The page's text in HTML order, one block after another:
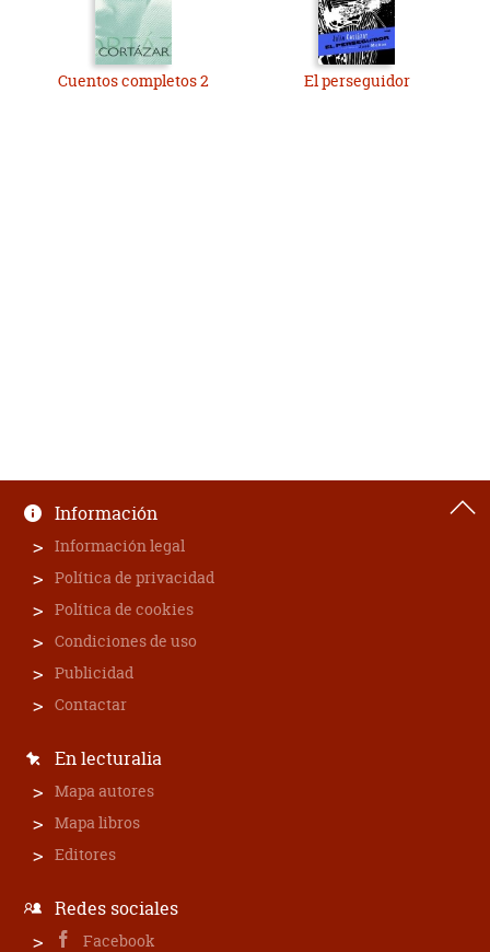
Cuentos completos 2 El perseguidor
Información
Información legal
Política de privacidad
Política de cookies
Condiciones de uso
Publicidad
Contactar
En lecturalia
Mapa autores
Mapa libros
Editores
Redes sociales
Facebook